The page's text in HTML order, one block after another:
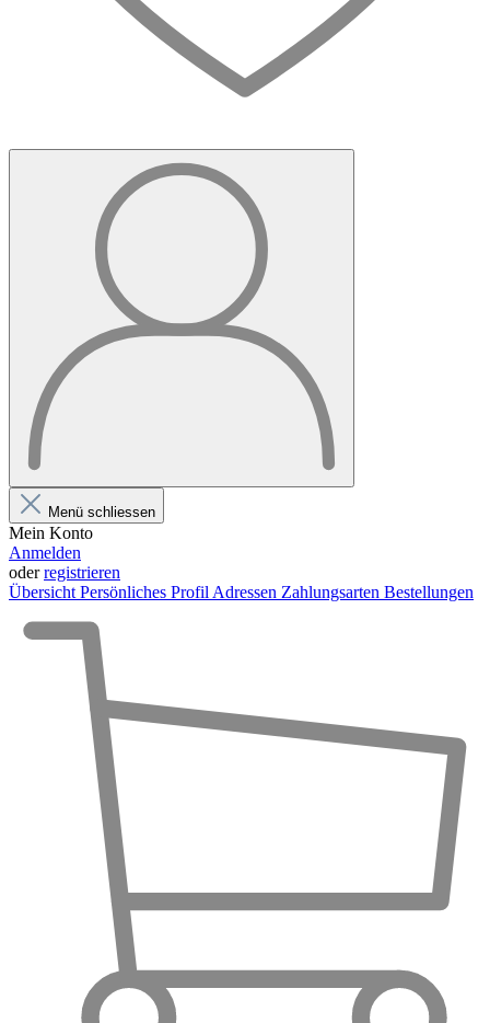
Menü schliessen
Mein Konto
Anmelden
oderregistrieren
Übersicht Persönliches Profil Adressen Zahlungsarten Bestellungen